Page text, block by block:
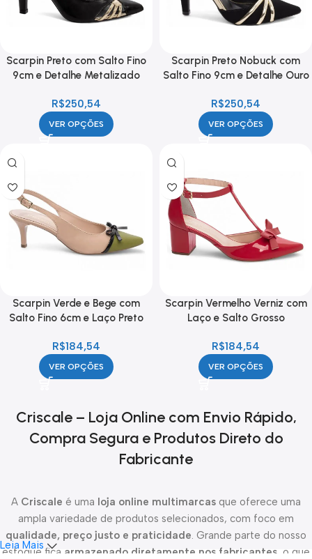
Scarpin Preto com Salto Fino
9cm e Detalhe Metalizado
R$250,54
VER OPÇÕES
Scarpin Preto Nobuck com
Salto Fino 9cm e Detalhe Ouro
R$250,54
VER OPÇÕES
Scarpin Verde e Bege com
Salto Fino 6cm e Laço Preto
R$184,54
VER OPÇÕES
Scarpin Vermelho Verniz com
Laço e Salto Grosso
R$184,54
VER OPÇÕES
Criscale – Loja Online com Envio Rápido,
Compra Segura e Produtos Direto do
Fabricante
A Criscale é uma loja online multimarcas que oferece uma
ampla variedade de produtos selecionados, com foco em
qualidade, preço justo e praticidade. Grande parte do nosso
estoque fica armazenado diretamente nos fabricantes , o que
Leia Mais